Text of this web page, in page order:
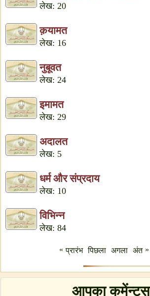
लेख: 20
क़यामत
लेख: 16
नुबूवत
लेख: 24
इमामत
लेख: 29
अदालत
लेख: 5
धर्म और संप्रदाय
लेख: 10
विभिन्न
लेख: 84
« प्रारंभ पिछला अगला अंत »
आपका कमेंन्टस